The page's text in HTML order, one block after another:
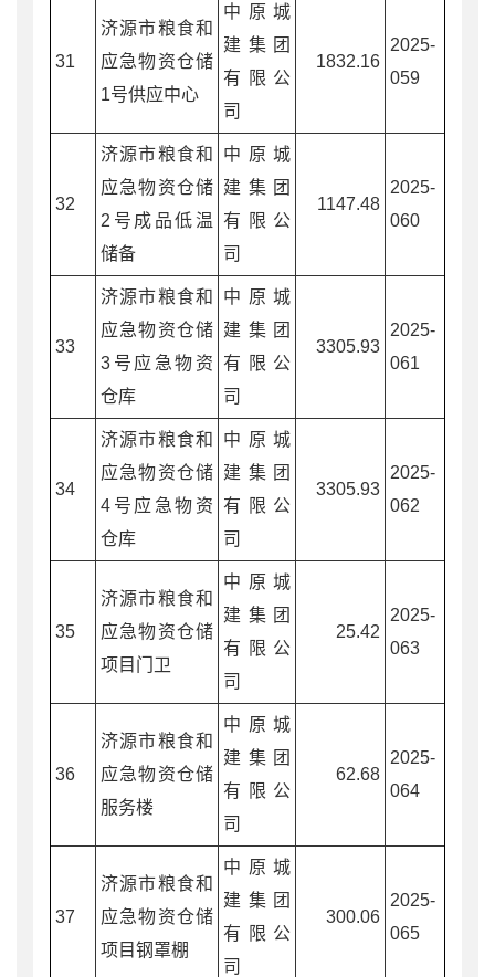
31
济源市粮食和
应急物资仓储
1号供应中心
中原城
建集团
有限公
司
1832.16
2025-
059
32
济源市粮食和
应急物资仓储
2号成品低温
储备
中原城
建集团
有限公
司
1147.48
2025-
060
33
济源市粮食和
应急物资仓储
3号应急物资
仓库
中原城
建集团
有限公
司
3305.93
2025-
061
34
济源市粮食和
应急物资仓储
4号应急物资
仓库
中原城
建集团
有限公
司
3305.93
2025-
062
35
济源市粮食和
应急物资仓储
项目门卫
中原城
建集团
有限公
司
25.42
2025-
063
36
济源市粮食和
应急物资仓储
服务楼
中原城
建集团
有限公
司
62.68
2025-
064
37
济源市粮食和
应急物资仓储
项目钢罩棚
中原城
建集团
有限公
司
300.06
2025-
065